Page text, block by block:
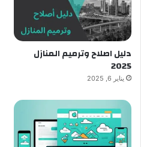
دليل اصلاح وترميم المنازل
2025
يناير 6, 2025